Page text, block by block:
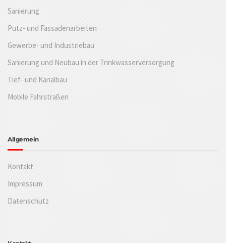
Sanierung
Putz- und Fassadenarbeiten
Gewerbe- und Industriebau
Sanierung und Neubau in der Trinkwasserversorgung
Tief- und Kanalbau
Mobile Fahrstraßen
Allgemein
Kontakt
Impressum
Datenschutz